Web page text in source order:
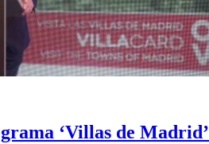
‘Villas de Madrid’